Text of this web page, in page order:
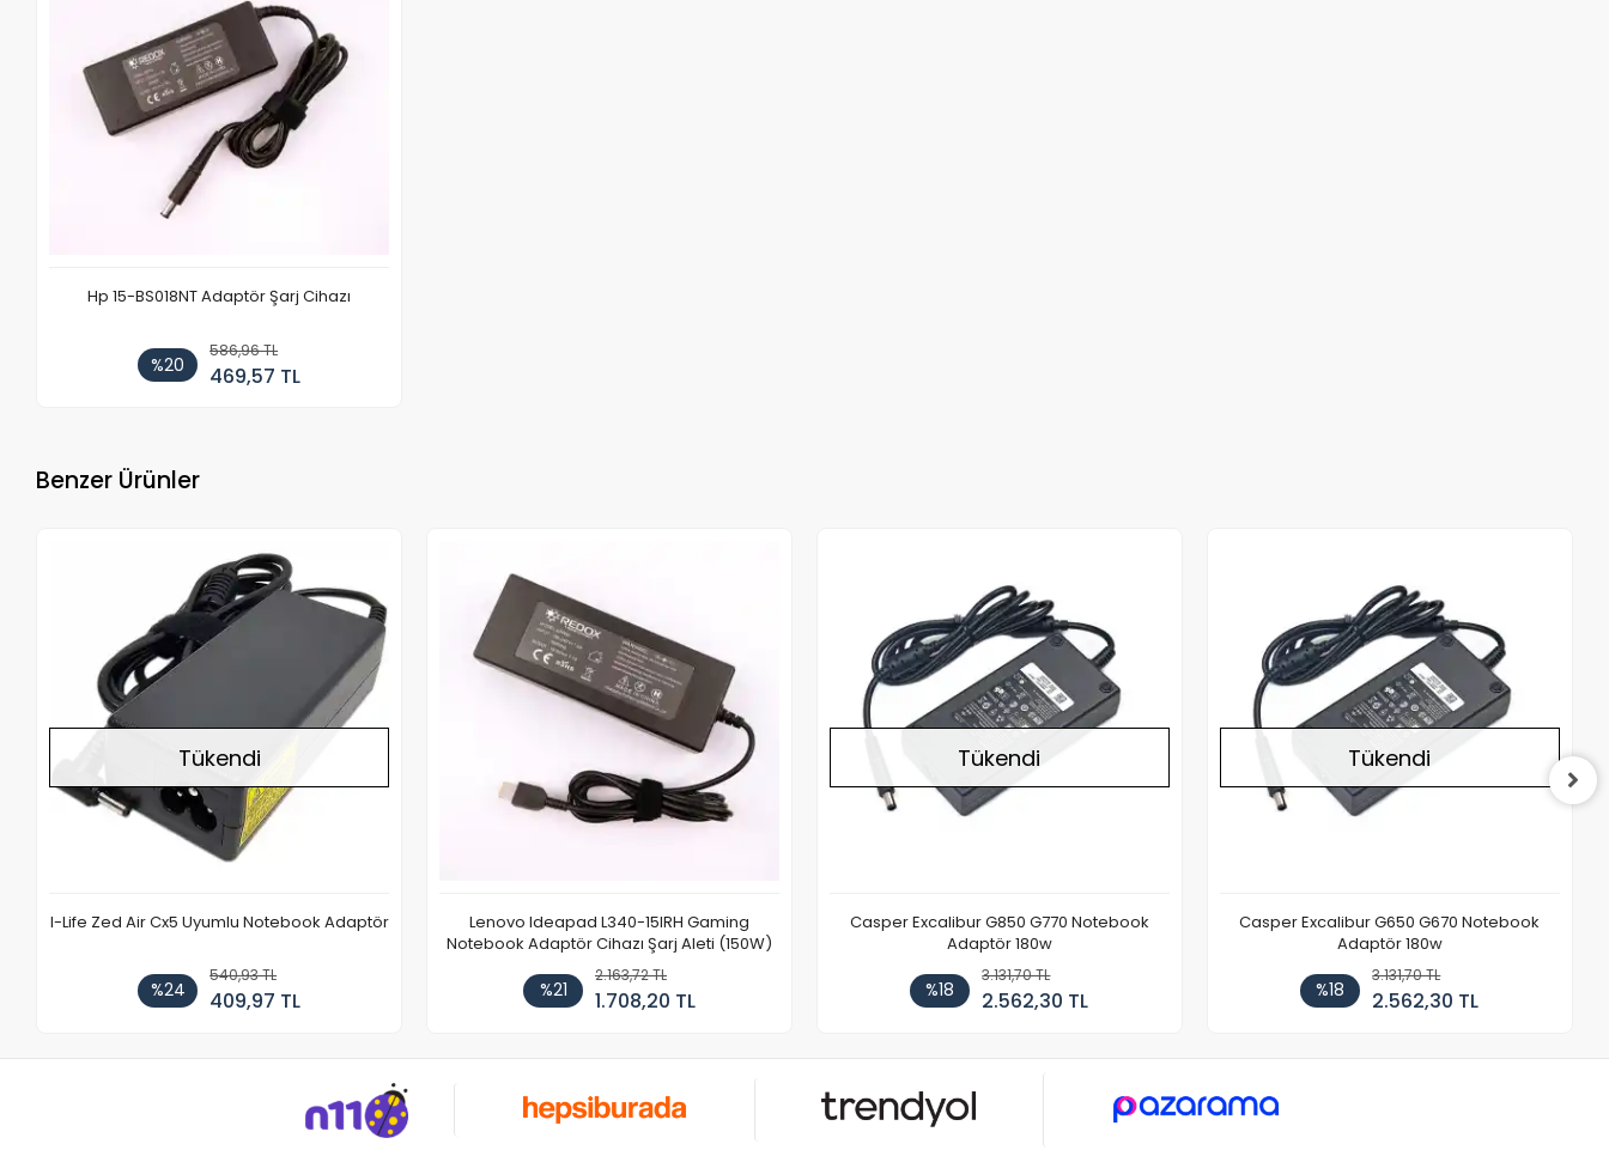
Hp 15-BS018NT Adaptör Şarj Cihazı
%20
586,96 TL
469,57 TL
Benzer Ürünler
Tükendi
I-Life Zed Air Cx5 Uyumlu Notebook Adaptör
%24
540,93 TL
409,97 TL
Lenovo Ideapad L340-15IRH Gaming
Notebook Adaptör Cihazı Şarj Aleti (150W)
%21
2.163,72 TL
1.708,20 TL
Tükendi
Casper Excalibur G850 G770 Notebook
Adaptör 180w
%18
3.131,70 TL
2.562,30 TL
Tükendi
Casper Excalibur G650 G670 Notebook
Adaptör 180w
%18
3.131,70 TL
2.562,30 TL